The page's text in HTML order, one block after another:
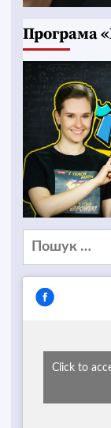
Програма
Пошук:
Click to